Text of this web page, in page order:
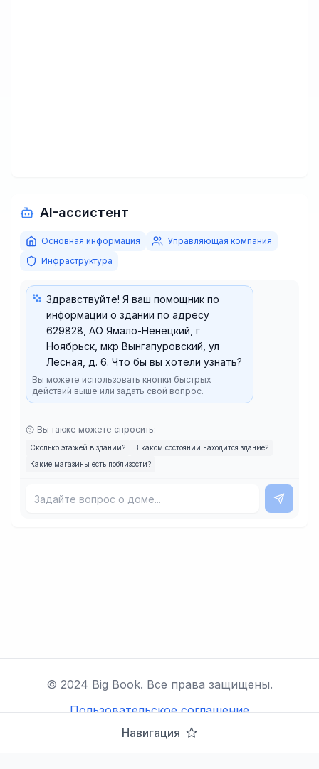
Навигация
AI-ассистент
Основная информация
Управляющая компания
Инфраструктура
Здравствуйте! Я ваш помощник по
информации о здании по адресу
629828, АО Ямало-Ненецкий, г
Ноябрьск, мкр Вынгапуровский, ул
Лесная, д. 6. Что бы вы хотели узнать?
Вы можете использовать кнопки быстрых
действий выше или задать свой вопрос.
Вы также можете спросить:
Сколько этажей в здании?
В каком состоянии находится здание?
Какие магазины есть поблизости?
© 2024 Big Book. Все права защищены.
Пользовательское соглашение
Политика конфиденциальности